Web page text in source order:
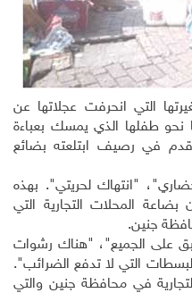
التي انحرفت عجلاتها عن
نحو طفلها الذي يمسك بعباءة
في رصيف ابتلعته بضائع
"انتهاك لحريتي". بهذه
المحلات التجارية التي
جنين.
على الجميع"، "هناك رشوات
التي لا تدفع الضرائب".
في محافظة جنين والتي